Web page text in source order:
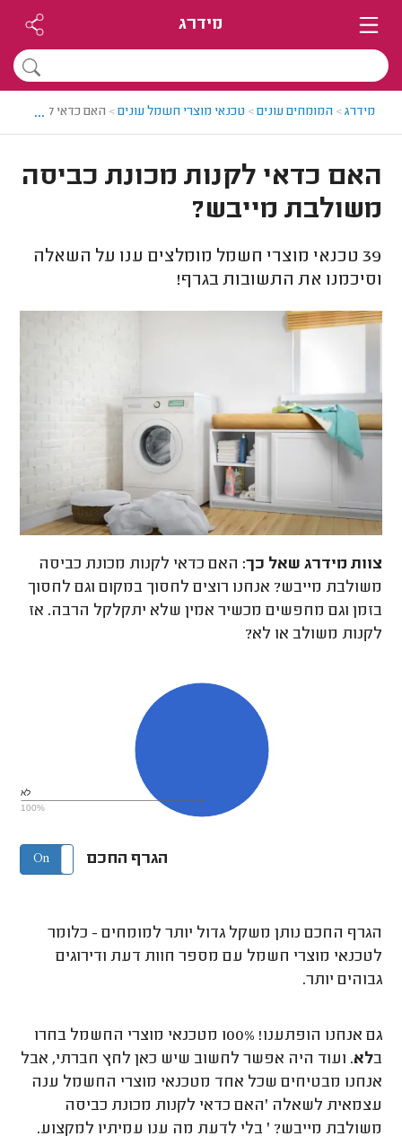
מידרג
מידרג> המומחים עונים> טכנאי מוצרי חשמל עונים> האם כדאי לקנות
...
האם כדאי לקנות מכונת כביסה
משולבת מייבש?
39 טכנאי מוצרי חשמל מומלצים ענו על השאלה
וסיכמנו את התשובות בגרף!
צוות מידרג שאל כך: האם כדאי לקנות מכונת כביסה
משולבת מייבש? אנחנו רוצים לחסוך במקום וגם לחסוך
בזמן וגם מחפשים מכשיר אמין שלא יתקלקל הרבה. אז
לקנות משולב או לא?
לא
100%
הגרף החכם On Off
הגרף החכם נותן משקל גדול יותר למומחים - כלומר
לטכנאי מוצרי חשמל עם מספר חוות דעת ודירוגים
גבוהים יותר.
גם אנחנו הופתענו! 100% מטכנאי מוצרי החשמל בחרו
בלא. ועוד היה אפשר לחשוב שיש כאן לחץ חברתי, אבל
אנחנו מבטיחים שכל אחד מטכנאי מוצרי החשמל ענה
עצמאית לשאלה 'האם כדאי לקנות מכונת כביסה
משולבת מייבש? ' בלי לדעת מה ענו עמיתיו למקצוע.